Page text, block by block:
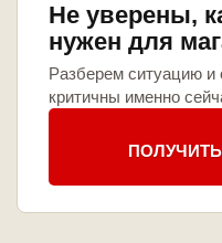
Не уверены,
нужен для
Разберем ситуацию и
критичны именно